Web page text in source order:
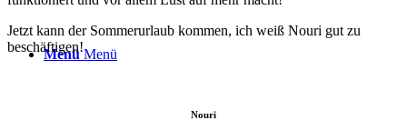
Menü Menü
Jetzt kann der Sommerurlaub kommen, ich weiß Nouri gut zu
beschäftigen!
Nouri